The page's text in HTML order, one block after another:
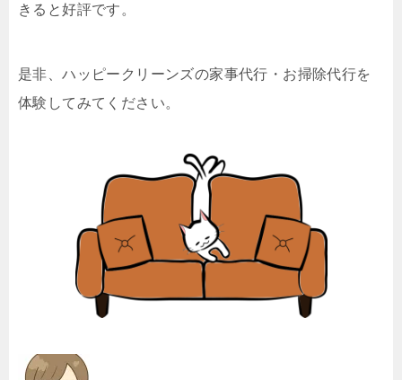
きると好評です。
是非、ハッピークリーンズの家事代行・お掃除代行を
体験してみてください。